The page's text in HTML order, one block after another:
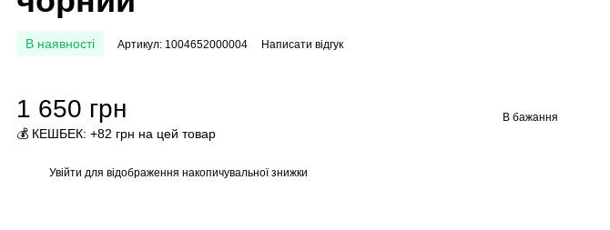
В наявності Артикул: 1004652000004 Написати відгук
1 650 грн
💰 КЕШБЕК: +82 грн на цей товар
В бажання
Увійти для відображення накопичувальної знижки